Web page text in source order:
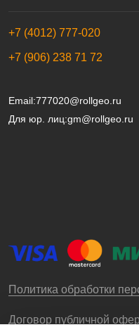
+7 (4012) 777-020
+7 (906) 238 71 72
Email:777020@rollgeo.ru
Для юр. лиц:gm@rollgeo.ru
Политика обработки
Договор публичной